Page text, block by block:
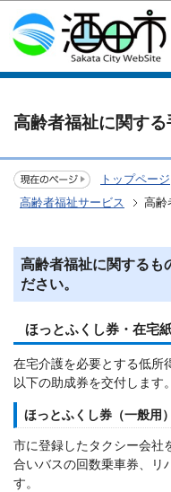
この
高齢者福祉に関する
トップページ
高齢者福祉サービス
高齢
高齢者福祉に関するも
ださい。
ほっとふくし券・在宅
在宅介護を必要とする低所
以下の助成券を交付します。
ほっとふくし券（一般用）
市に登録したタクシー会社
合いバスの回数乗車券、リ
す。